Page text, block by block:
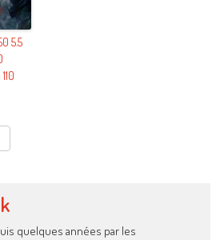
5.5
quelques années par les